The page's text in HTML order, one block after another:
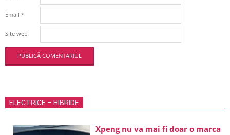
Email *
Site web
ELECTRICE – HIBRIDE
Xpeng nu va mai fi doar o marca